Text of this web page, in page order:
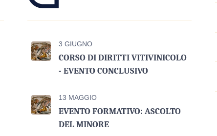
3 GIUGNO
CORSO DI DIRITTI VITIVINICOLO
- EVENTO CONCLUSIVO
13 MAGGIO
EVENTO FORMATIVO: ASCOLTO
DEL MINORE